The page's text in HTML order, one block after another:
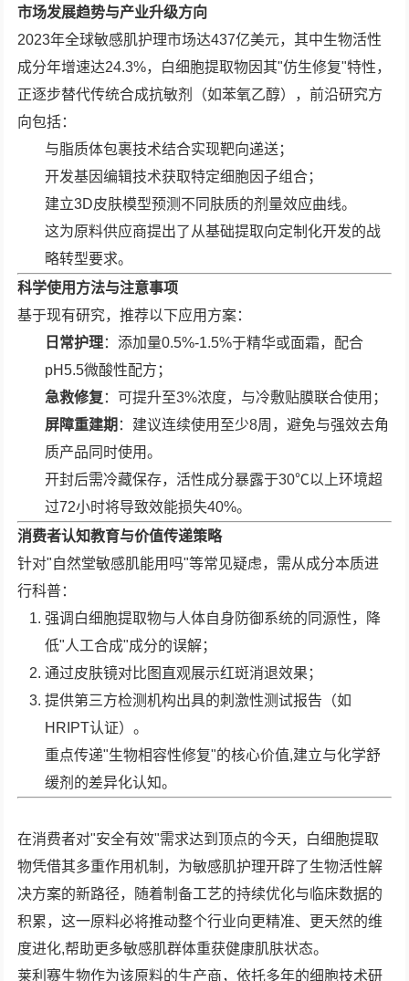
市场发展趋势与产业升级方向
2023年全球敏感肌护理市场达437亿美元，其中生物活性
成分年增速达24.3%，白细胞提取物因其"仿生修复"特性，
正逐步替代传统合成抗敏剂（如苯氧乙醇），前沿研究方
向包括：
与脂质体包裹技术结合实现靶向递送；
开发基因编辑技术获取特定细胞因子组合；
建立3D皮肤模型预测不同肤质的剂量效应曲线。
这为原料供应商提出了从基础提取向定制化开发的战
略转型要求。
科学使用方法与注意事项
基于现有研究，推荐以下应用方案：
日常护理：添加量0.5%-1.5%于精华或面霜，配合
pH5.5微酸性配方；
急救修复 ：可提升至3%浓度，与冷敷贴膜联合使用；
屏障重建期 ：建议连续使用至少8周，避免与强效去角
质产品同时使用。
开封后需冷藏保存，活性成分暴露于30℃以上环境超
过72小时将导致效能损失40%。
消费者认知教育与价值传递策略
针对"自然堂敏感肌能用吗"等常见疑虑，需从成分本质进
行科普：
强调白细胞提取物与人体自身防御系统的同源性，降
低"人工合成"成分的误解；
通过皮肤镜对比图直观展示红斑消退效果；
提供第三方检测机构出具的刺激性测试报告（如
HRIPT认证）。
重点传递"生物相容性修复"的核心价值,建立与化学舒
缓剂的差异化认知。
在消费者对"安全有效"需求达到顶点的今天，白细胞提取
物凭借其多重作用机制，为敏感肌护理开辟了生物活性解
决方案的新路径，随着制备工艺的持续优化与临床数据的
积累，这一原料必将推动整个行业向更精准、更天然的维
度进化,帮助更多敏感肌群体重获健康肌肤状态。
莱利赛生物作为该原料的生产商，依托多年的细胞技术研